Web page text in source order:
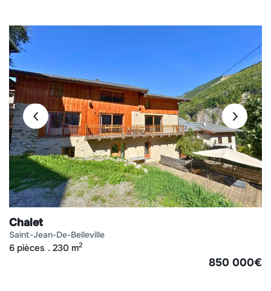
Chalet
saint-jean-de-belleville
6 pièces 230 m2
850 000€